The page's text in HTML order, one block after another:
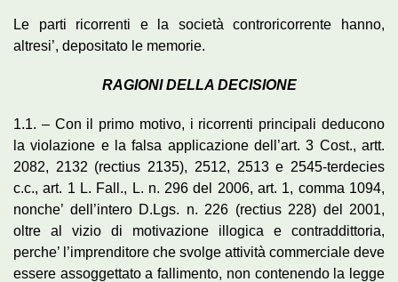
Le parti ricorrenti e la società controricorrente hanno,
altresi’, depositato le memorie.
RAGIONI DELLA DECISIONE
1.1. – Con il primo motivo, i ricorrenti principali deducono
la violazione e la falsa applicazione dell’art. 3 Cost., artt.
2082, 2132 (rectius 2135), 2512, 2513 e 2545-terdecies
c.c., art. 1 L. Fall., L. n. 296 del 2006, art. 1, comma 1094,
nonche’ dell’intero D.Lgs. n. 226 (rectius 228) del 2001,
oltre al vizio di motivazione illogica e contraddittoria,
perche’ l’imprenditore che svolge attività commerciale deve
essere assoggettato a fallimento, non contenendo la legge